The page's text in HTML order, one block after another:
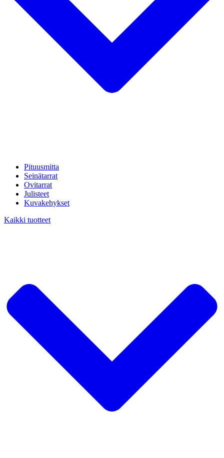
Pituusmitta
Seinätarrat
Ovitarrat
Julisteet
Kuvakehykset
Kaikki tuotteet